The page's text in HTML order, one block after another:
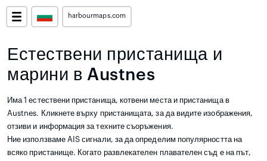
harbourmaps.com
Естествени пристанища и
марини в Austnes
Има 1 естествени пристанища, котвени места и пристанища в
Austnes. Кликнете върху пристанищата, за да видите изображения,
отзиви и информация за техните съоръжения.
Ние използваме AIS сигнали, за да определим популярността на
всяко пристанище. Когато развлекателен плавателен съд е на път,